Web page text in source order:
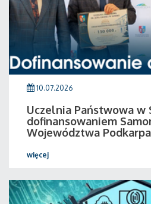
10.07.2026
Uczelnia Państwowa w
dofinansowaniem
Województwa
więcej